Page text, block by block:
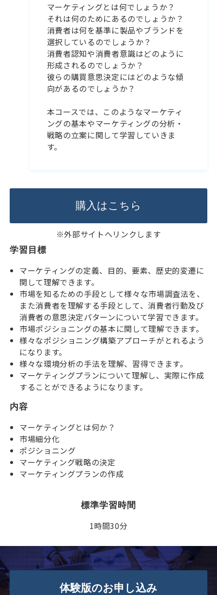
マーケティングとは何でしょうか？
それは何のためにあるのでしょうか？
消費者は何を基準に製品やブランドを
選択しているのでしょうか？
消費者認知や消費者意識はどのように
形成されるのでしょうか？
彼らの購買意思決定にはどのような傾
向があるのでしょうか？
本コースでは、このようなマーケティ
ングの基本やマーケティングの分析・
戦略の立案に関して学習していきま
す。
購入はこちら
※外部サイトへリンクします
学習目標
マーケティングの定義、目的、要素、歴史的変遷に
関して理解できます。
市場を知るための手段として様々な市場調査法を、
また消費者を理解する手段として、消費者行動及び
消費者の意思決定パターンについて学習できます。
市場ポジショニングの基本に関して理解できます。
様々なポジショニング構築アプローチがとれるよう
になります。
様々な環境分析の手法を理解、習得できます。
マーケティングプランについて理解し、実際に作成
することができるようになります。
内容
マーケティングとは何か？
市場細分化
ポジショニング
マーケティング戦略の決定
マーケティングプランの作成
標準学習時間
1時間30分
体験版のお申し込み